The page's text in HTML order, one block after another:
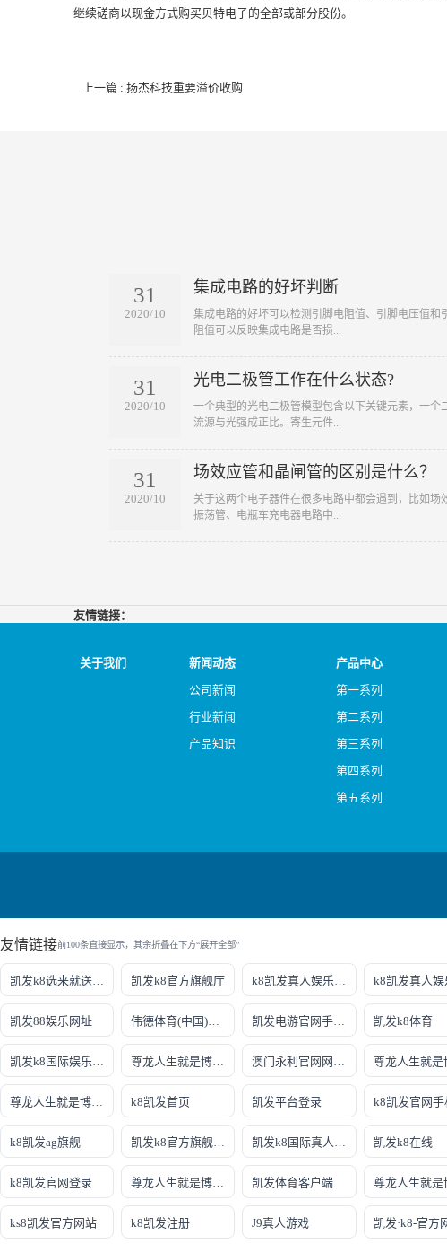
继续磋商以现金方式购买贝特电子的全部或部分股份。
上一篇 : 扬杰科技重要溢价收购
31
2020/10
集成电路的好坏判断
集成电路的好坏可以检测引脚电阻值、引脚电压值和
阻值可以反映集成电路是否损...
31
2020/10
光电二极管工作在什么状态?
一个典型的光电二极管模型包含以下关键元素，一个
流源与光强成正比。寄生元件...
31
2020/10
场效应管和晶闸管的区别是什么？
关于这两个电子器件在很多电路中都会遇到，比如场
振荡管、电瓶车充电器电路中...
友情链接：
关于我们
新闻动态
公司新闻
行业新闻
产品知识
产品中心
第一系列
第二系列
第三系列
第四系列
第五系列
友情链接前100条直接显示，其余折叠在下方“展开全部”
凯发k8选来就送38 凯发k8官方旗舰厅 k8凯发真人娱乐手机手机网页版
凯发88娱乐网址 伟德体育(中国)官方网站-登录入口 凯发电游官网手机版 凯发k8体育
凯发k8国际娱乐真人版 尊龙人生就是博!线路检测 澳门永利官网网址8
尊龙人生就是博!开户 k8凯发首页 凯发平台登录
k8凯发ag旗舰 凯发k8官方旗舰厅网址是多少 凯发k8国际真人app 凯发k8在线
k8凯发官网登录 尊龙人生就是博!国际 凯发体育客户端
ks8凯发官方网站 k8凯发注册 J9真人游戏 凯发·k8-官方